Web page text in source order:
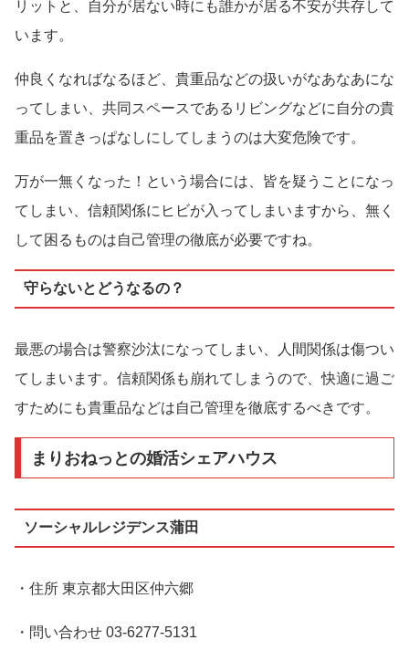
リットと、自分が居ない時にも誰かが居る不安が共存して
います。
仲良くなればなるほど、貴重品などの扱いがなあなあにな
ってしまい、共同スペースであるリビングなどに自分の貴
重品を置きっぱなしにしてしまうのは大変危険です。
万が一無くなった！という場合には、皆を疑うことになっ
てしまい、信頼関係にヒビが入ってしまいますから、無く
して困るものは自己管理の徹底が必要ですね。
守らないとどうなるの？
最悪の場合は警察沙汰になってしまい、人間関係は傷つい
てしまいます。信頼関係も崩れてしまうので、快適に過ご
すためにも貴重品などは自己管理を徹底するべきです。
まりおねっとの婚活シェアハウス
ソーシャルレジデンス蒲田
・住所 東京都大田区仲六郷
・問い合わせ 03-6277-5131